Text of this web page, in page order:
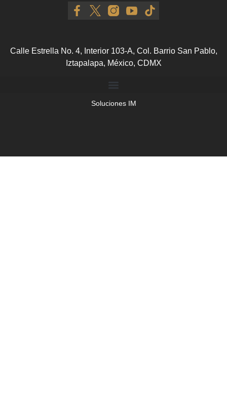
Calle Estrella No. 4, Interior 103-A, Col. Barrio San Pablo,
Iztapalapa, México, CDMX
Soluciones IM